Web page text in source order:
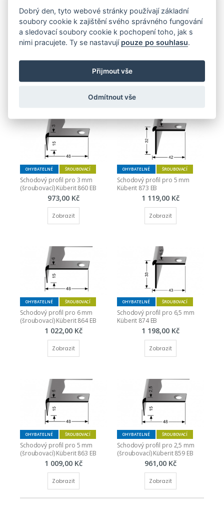
OHYBATELNÉ ŠROUBOVACÍ
Schodový profil pro 3 mm
Küberit 871 EB
OHYBATELNÉ ŠROUBOVACÍ
Schodový profil pro 5 mm,
drážkovaný (šroubovací)
Zobrazit
OHYBATELNÉ ŠROUBOVACÍ
Schodový profil pro 3 mm
(šroubovací) Küberit 860 EB
973,00 Kč
Zobrazit
OHYBATELNÉ ŠROUBOVACÍ
Schodový profil pro 5 mm
Küberit 873 EB
1 119,00 Kč
Zobrazit
OHYBATELNÉ ŠROUBOVACÍ
Schodový profil pro 6 mm
(šroubovací) Küberit 864 EB
1 022,00 Kč
Zobrazit
OHYBATELNÉ ŠROUBOVACÍ
Schodový profil pro 6,5 mm
Küberit 874 EB
1 198,00 Kč
Zobrazit
OHYBATELNÉ ŠROUBOVACÍ
Schodový profil pro 5 mm
(šroubovací) Küberit 863 EB
1 009,00 Kč
Zobrazit
OHYBATELNÉ ŠROUBOVACÍ
Schodový profil pro 2,5 mm
(šroubovací) Küberit 859 EB
961,00 Kč
Zobrazit
Dobrý den, tyto webové stránky používají základní
soubory cookie k zajištění svého správného fungování
a sledovací soubory cookie k pochopení toho, jak s
nimi pracujete. Ty se nastavují pouze po souhlasu
Přijmout vše
Odmítnout vše